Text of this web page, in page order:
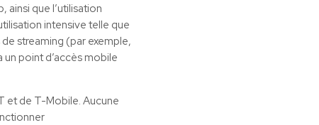
ainsi que l’utilisation
intensive telle que
streaming (par exemple,
point d’accès mobile
et de T-Mobile. Aucune